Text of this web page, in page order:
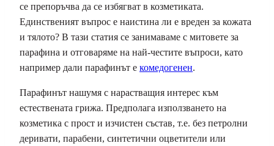
се препоръчва да се избягват в козметиката.
Единственият въпрос е наистина ли е вреден за кожата
и тялото? В тази статия се занимаваме с митовете за
парафина и отговаряме на най-честите въпроси, като
например дали парафинът е комедогенен.
Парафинът нашумя с нарастващия интерес към
естествената грижа. Предполага използването на
козметика с прост и изчистен състав, т.е. без петролни
деривати, парабени, синтетични оцветители или